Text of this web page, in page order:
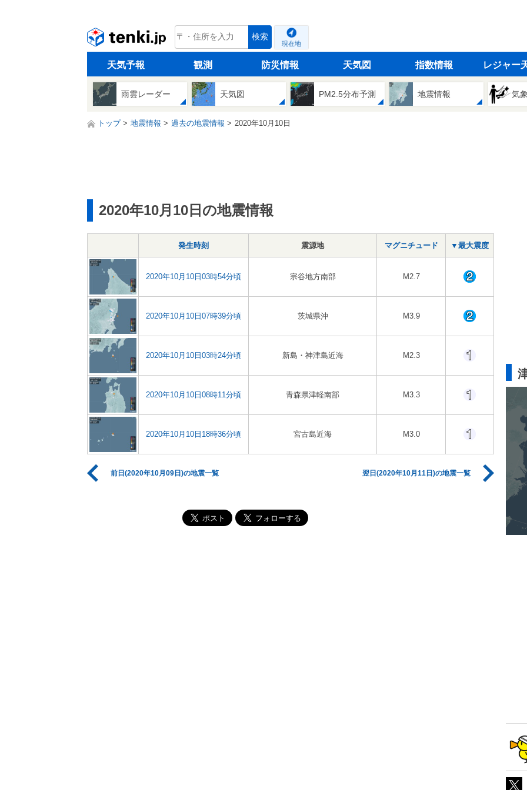
tenki.jp 検索
現在地
天気予報 観測 防災情報 天気図 指数情報 レジャー
雨雲レーダー 天気図 PM2.5分布予測 地震情報 気
トップ 地震情報 過去の地震情報 2020年10月10日
2020年10月10日の地震情報
発生時刻 震源地 マグニチュード ▼最大震度
2020年10月10日03時54分頃 宗谷地方南部 M2.7
2020年10月10日07時39分頃 茨城県沖 M3.9
2020年10月10日03時24分頃 新島・神津島近海 M2.3
2020年10月10日08時11分頃 青森県津軽南部 M3.3
2020年10月10日18時36分頃 宮古島近海 M3.0
前日(2020年10月09日)の地震一覧 翌日(2020年10月11日)の地震一覧